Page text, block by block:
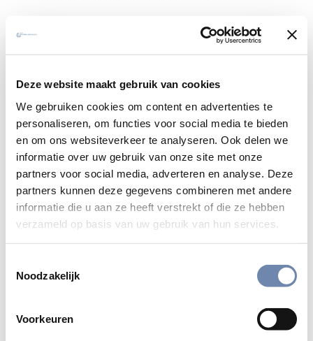
Deze website maakt gebruik van cookies
We gebruiken cookies om content en advertenties te
personaliseren, om functies voor social media te bieden
en om ons websiteverkeer te analyseren. Ook delen we
informatie over uw gebruik van onze site met onze
partners voor social media, adverteren en analyse. Deze
partners kunnen deze gegevens combineren met andere
informatie die u aan ze heeft verstrekt of die ze hebben
verzameld op basis van uw gebruik van hun services.
Noodzakelijk
Voorkeuren
Met beelden op verhaal komen: